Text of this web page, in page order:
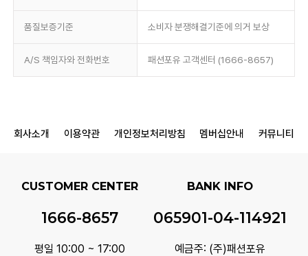
품질보증기준 소비자 분쟁해결기준에 의거 보상
A/S 책임자와 전화번호 패션포유 고객센터 (1666-8657)
회사소개 이용약관 개인정보처리방침 멤버십안내 커뮤니티
CUSTOMER CENTER
1666-8657
평일 10:00 ~ 17:00
BANK INFO
065901-04-114921
예금주: (주)패션포유